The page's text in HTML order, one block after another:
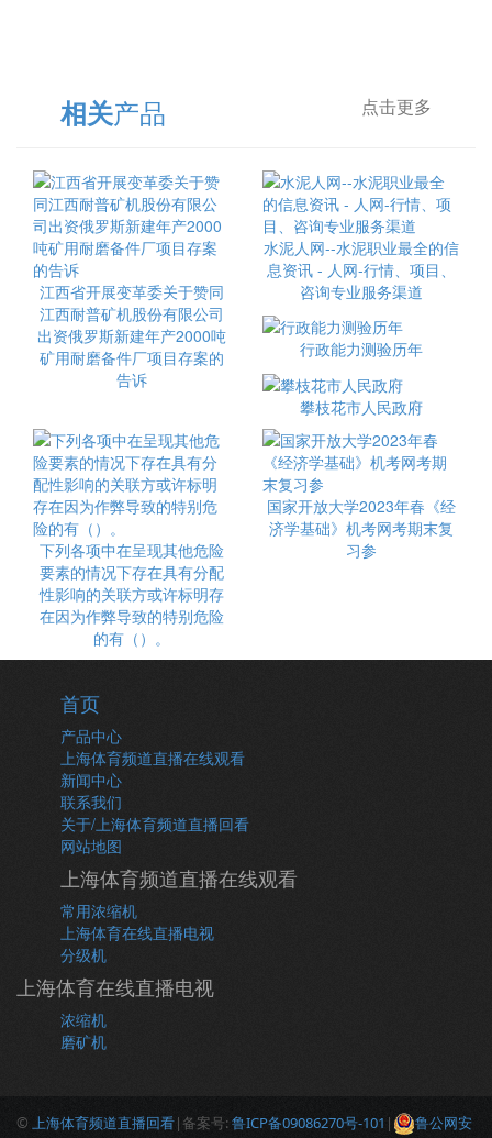
相关产品 点击更多
江西省开展变革委关于赞同
江西耐普矿机股份有限公司
出资俄罗斯新建年产2000吨
矿用耐磨备件厂项目存案的
告诉
水泥人网--水泥职业最全的信
息资讯 - 人网-行情、项目、
咨询专业服务渠道
行政能力测验历年
攀枝花市人民政府
下列各项中在呈现其他危险
要素的情况下存在具有分配
性影响的关联方或许标明存
在因为作弊导致的特别危险
的有（）。
国家开放大学2023年春《经
济学基础》机考网考期末复
习参
首页
产品中心
上海体育频道直播在线观看
新闻中心
联系我们
关于/上海体育频道直播回看
网站地图
上海体育频道直播在线观看
常用浓缩机
上海体育在线直播电视
分级机
上海体育在线直播电视
浓缩机
磨矿机
© 上海体育频道直播回看|备案号:鲁ICP备09086270号-101 |
鲁公网安